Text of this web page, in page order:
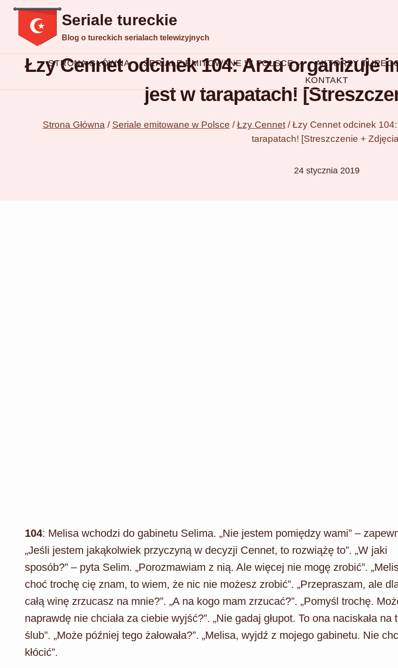
Przejdź
treści
Seriale tureckie
Blog o tureckich serialach telewizyjnych
STRONA GŁÓWNA SERIALE EMITOWANE W POLSCE AKTORZY
KONTAKT
Łzy Cennet odcinek 104: Arzu organizuje
jest w tarapatach!
Strona Główna / Seriale emitowane w Polsce / Łzy Cennet / Łzy Cennet odcinek
tarapatach! [Streszczenie +
24 stycznia 2019
104: Melisa wchodzi do gabinetu Selima. „Nie jestem pomiędzy wami” –
„Jeśli jestem jakąkolwiek przyczyną w decyzji Cennet, to rozwiążę to”. „W jaki
sposób?” – pyta Selim. „Porozmawiam z nią. Ale więcej nie mogę zrobić”.
choć trochę cię znam, to wiem, że nic nie możesz zrobić”. „Przepraszam, ale
całą winę zrzucasz na mnie?”. „A na kogo mam zrzucać?”. „Pomyśl trochę.
naprawdę nie chciała za ciebie wyjść?”. „Nie gadaj głupot. To ona naciskała na
ślub”. „Może później tego żałowała?”. „Melisa, wyjdź z mojego gabinetu. Nie
kłócić”.